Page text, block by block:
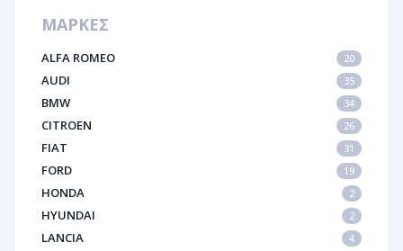
ΜΑΡΚΕΣ
ALFA ROMEO 20
AUDI 35
BMW 34
CITROEN 26
FIAT 31
FORD 19
HONDA 2
HYUNDAI 2
LANCIA 4